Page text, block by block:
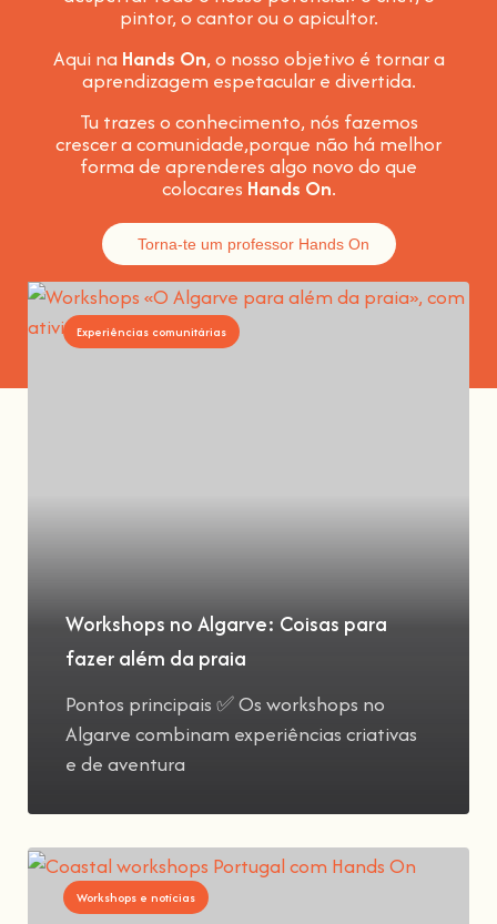
pintor, o cantor ou o apicultor.
Aqui na Hands On, o nosso objetivo é tornar a
aprendizagem espetacular e divertida.
Tu trazes o conhecimento, nós fazemos
crescer a comunidade,porque não há melhor
forma de aprenderes algo novo do que
colocares Hands On.
Torna-te um professor Hands On
Experiências comunitárias
Workshops no Algarve: Coisas para
fazer além da praia
Pontos principais ✅ Os workshops no
Algarve combinam experiências criativas
e de aventura
Workshops e notícias